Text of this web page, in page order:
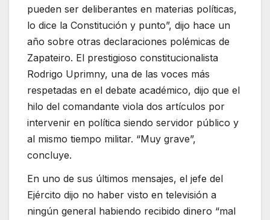
pueden ser deliberantes en materias políticas,
lo dice la Constitución y punto”, dijo hace un
año sobre otras declaraciones polémicas de
Zapateiro. El prestigioso constitucionalista
Rodrigo Uprimny, una de las voces más
respetadas en el debate académico, dijo que el
hilo del comandante viola dos artículos por
intervenir en política siendo servidor público y
al mismo tiempo militar. “Muy grave”,
concluye.
En uno de sus últimos mensajes, el jefe del
Ejército dijo no haber visto en televisión a
ningún general habiendo recibido dinero “mal